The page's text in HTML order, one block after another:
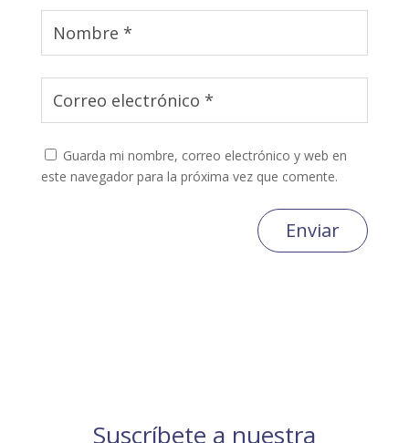
Guarda mi nombre, correo electrónico y web en
este navegador para la próxima vez que comente.
Enviar
Suscríbete a nuestra